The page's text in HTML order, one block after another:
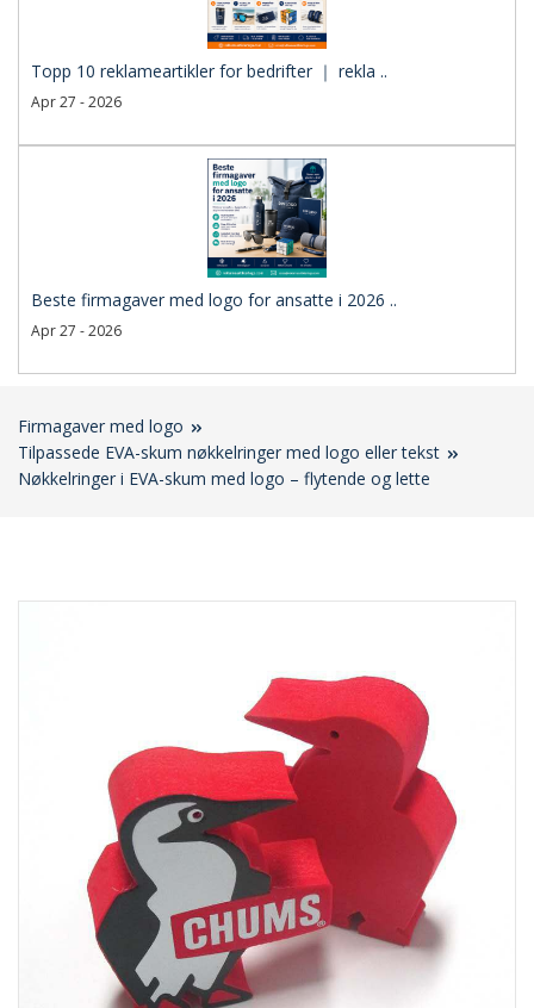
Topp 10 reklameartikler for bedrifter ｜ rekla ..
Apr 27 - 2026
Beste firmagaver med logo for ansatte i 2026 ..
Apr 27 - 2026
Firmagaver med logo
Tilpassede EVA-skum nøkkelringer med logo eller tekst
Nøkkelringer i EVA-skum med logo – flytende og lette